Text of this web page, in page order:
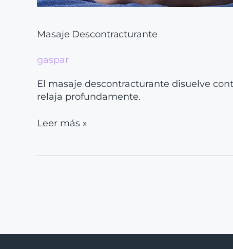
Masaje Descontracturante
gaspar
El masaje descontracturante disuelve
relaja profundamente.
Leer más »